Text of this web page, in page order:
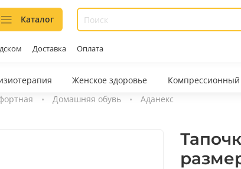
Каталог
Доставка Оплата
Женское здоровье Компрессионный
Домашняя обувь Аданекс